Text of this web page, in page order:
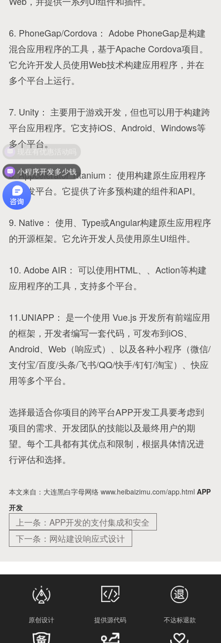
6. PhoneGap/Cordova： Adobe PhoneGap是构建
混合应用程序的工具，基于Apache Cordova项目。
它允许开发人员使用Web技术构建应用程序，并在
多个平台上运行。
7. Unity： 主要用于游戏开发，但也可以用于构建跨
平台应用程序。它支持iOS、Android、Windows等
多个平台。
8. Appcelerator Titanium： 使用构建原生应用程序
的开发平台。它提供了许多预构建的组件和API。
9. Native： 使用、Type或Angular构建原生应用程序
的开源框架。它允许开发人员使用原生UI组件。
10. Adobe AIR： 可以使用HTML、、Action等构建
应用程序的工具，支持多个平台。
11.UNIAPP： 是一个使用 Vue.js 开发所有前端应用
的框架，开发者编写一套代码，可发布到iOS、
Android、Web（响应式）、以及各种小程序（微信/
支付宝/百度/头条/飞书/QQ/快手/钉钉/淘宝）、快应
用等多个平台。
选择最适合你项目的跨平台APP开发工具要考虑到
项目的需求、开发团队的技能以及最终用户的期
望。每个工具都有其优点和限制，根据具体情况进
行评估和选择。
本文来自：大连黑白字母网络 www.heibaizimu.com/app.html APP
开发
上一条：APP开发的支付集成和安全
下一条：网站建设响应式设计
原创设计 提供源代码 不达标退款
小程序开发多少钱
现在有优惠活动吗